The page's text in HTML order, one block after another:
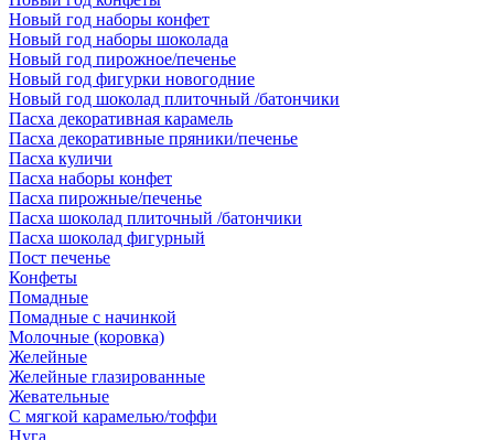
Новый год наборы конфет
Новый год наборы шоколада
Новый год пирожное/печенье
Новый год фигурки новогодние
Новый год шоколад плиточный /батончики
Пасха декоративная карамель
Пасха декоративные пряники/печенье
Пасха куличи
Пасха наборы конфет
Пасха пирожные/печенье
Пасха шоколад плиточный /батончики
Пасха шоколад фигурный
Пост печенье
Конфеты
Помадные
Помадные с начинкой
Молочные (коровка)
Желейные
Желейные глазированные
Жевательные
С мягкой карамелью/тоффи
Нуга